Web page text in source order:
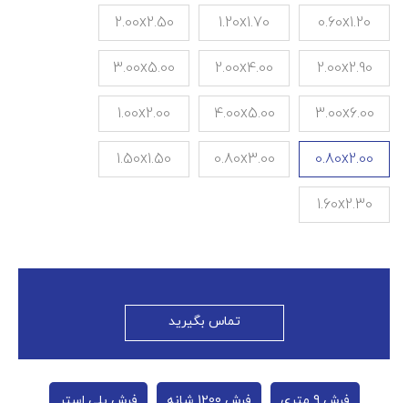
0.60x1.20
1.20x1.70
2.00x2.50
2.00x2.90
2.00x4.00
3.00x5.00
3.00x6.00
4.00x5.00
1.00x2.00
0.80x2.00
0.80x3.00
1.50x1.50
1.60x2.30
تماس بگیرید